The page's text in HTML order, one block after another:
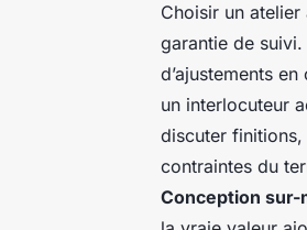
Choisir un atelier
garantie de
d’ajustements
un interlocuteur
discuter
contraintes du
Conception sur-